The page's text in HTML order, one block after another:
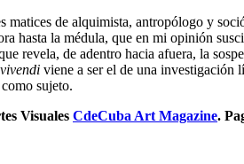
de alquimista, antropólogo y
hasta la médula, que en mi opinión
revela, de adentro hacia afuera, la
vivendi viene a ser el de una investigación
sujeto.
Visuales CdeCuba Art Magazine.